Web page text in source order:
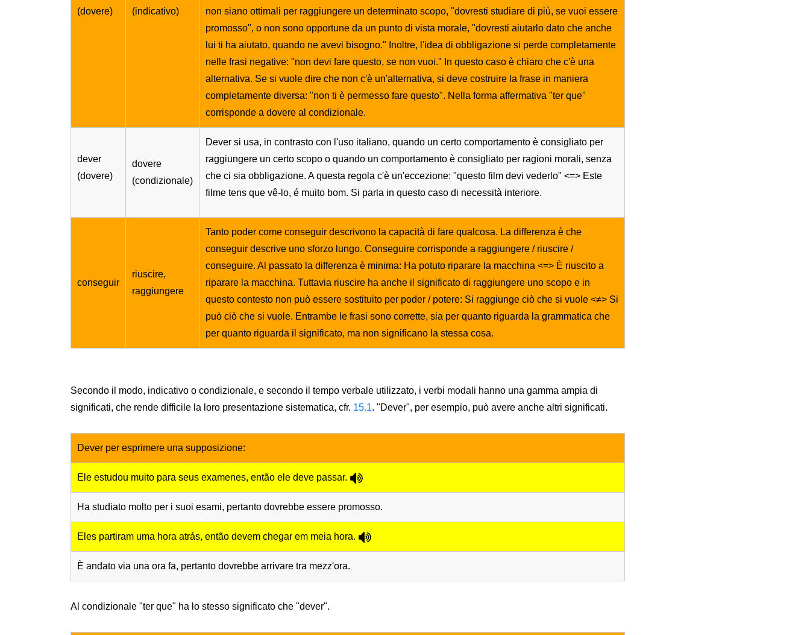
(dovere)
(indicativo)
non siano ottimali per raggiungere un determinato scopo, "dovresti studiare di più, se vuoi essere
promosso", o non sono opportune da un punto di vista morale, "dovresti aiutarlo dato che anche
lui ti ha aiutato, quando ne avevi bisogno." Inoltre, l'idea di obbligazione si perde completamente
nelle frasi negative: "non devi fare questo, se non vuoi." In questo caso è chiaro che c'è una
alternativa. Se si vuole dire che non c'è un'alternativa, si deve costruire la frase in maniera
completamente diversa: "non ti è permesso fare questo". Nella forma affermativa "ter que"
corrisponde a dovere al condizionale.
dever
(dovere)
dovere
(condizionale)
Dever si usa, in contrasto con l'uso italiano, quando un certo comportamento è consigliato per
raggiungere un certo scopo o quando un comportamento è consigliato per ragioni morali, senza
che ci sia obbligazione. A questa regola c'è un'eccezione: "questo film devi vederlo" <=> Este
filme tens que vê-lo, é muito bom. Si parla in questo caso di necessità interiore.
conseguir
riuscire,
raggiungere
Tanto poder come conseguir descrivono la capacità di fare qualcosa. La differenza è che
conseguir descrive uno sforzo lungo. Conseguire corrisponde a raggiungere / riuscire /
conseguire. Al passato la differenza è minima: Ha potuto riparare la macchina <=> È riuscito a
riparare la macchina. Tuttavia riuscire ha anche il significato di raggiungere uno scopo e in
questo contesto non può essere sostituito per poder / potere: Si raggiunge ciò che si vuole <≠> Si
può ciò che si vuole. Entrambe le frasi sono corrette, sia per quanto riguarda la grammatica che
per quanto riguarda il significato, ma non significano la stessa cosa.
Secondo il modo, indicativo o condizionale, e secondo il tempo verbale utilizzato, i verbi modali hanno una gamma ampia di
significati, che rende difficile la loro presentazione sistematica, cfr. 15.1. "Dever", per esempio, può avere anche altri significati.
Dever per esprimere una supposizione:
Ele estudou muito para seus examenes, então ele deve passar.
Ha studiato molto per i suoi esami, pertanto dovrebbe essere promosso.
Eles partiram uma hora atrás, então devem chegar em meia hora.
È andato via una ora fa, pertanto dovrebbe arrivare tra mezz'ora.
Al condizionale "ter que" ha lo stesso significato che "dever".